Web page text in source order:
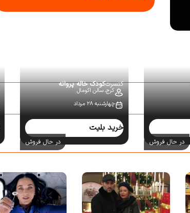
در حال فروش
کنسرتکودک خاله پروانه
کرج،سالن اکومال
چهارشنبه ۲۸ مرداد
خرید بلیت
در حال فروش